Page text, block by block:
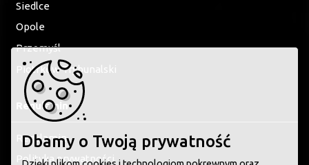
Siedlce
Opole
Przemyśl
Piotrków Trybunalski
Regulamin
Regulamin
Polityka prywatności
Dbamy o Twoją prywatność